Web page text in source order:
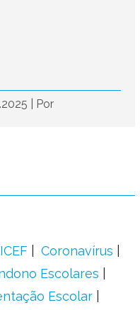
Por
Coronavírus
Escolares
Escolar